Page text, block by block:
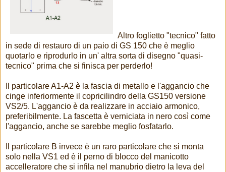
Altro foglietto "tecnico" fatto
in sede di restauro di un paio di GS 150 che è meglio
quotarlo e riprodurlo in un' altra sorta di disegno "quasi-
tecnico" prima che si finisca per perderlo!
Il particolare A1-A2 è la fascia di metallo e l'aggancio che
cinge inferiormente il copricilindro della GS150 versione
VS2/5. L'aggancio è da realizzare in acciaio armonico,
preferibilmente. La fascetta è verniciata in nero così come
l'aggancio, anche se sarebbe meglio fosfatarlo.
Il particolare B invece è un raro particolare che si monta
solo nella VS1 ed è il perno di blocco del manicotto
accelleratore che si infila nel manubrio dietro la leva del